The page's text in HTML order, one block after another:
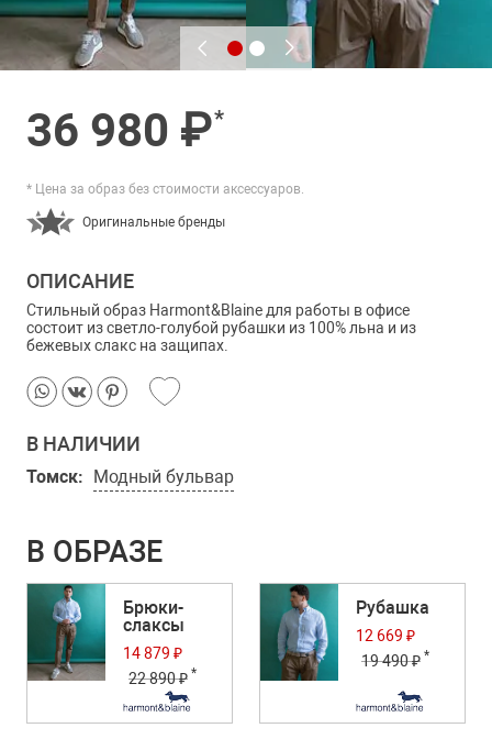
36 980 ₽*
* Цена за образ без стоимости аксессуаров.
Оригинальные бренды
ОПИСАНИЕ
Стильный образ Harmont&Blaine для работы в офисе
состоит из светло-голубой рубашки из 100% льна и из
бежевых слакс на защипах.
В НАЛИЧИИ
Томск: Модный бульвар
В ОБРАЗЕ
Брюки-
слаксы
14 879 ₽
22 890 ₽ *
Рубашка
12 669 ₽
19 490 ₽ *